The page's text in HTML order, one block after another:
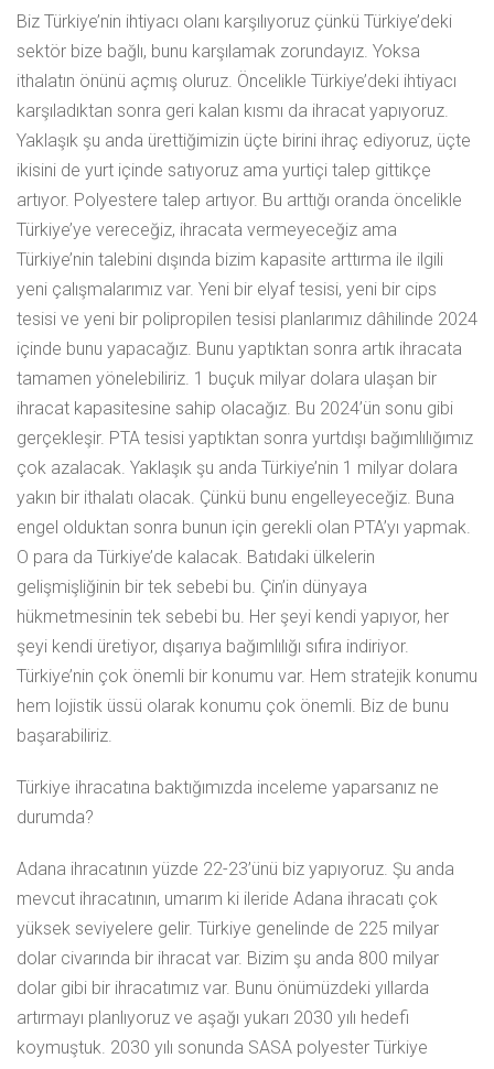
Biz Türkiye’nin ihtiyacı olanı karşılıyoruz çünkü Türkiye’deki
sektör bize bağlı, bunu karşılamak zorundayız. Yoksa
ithalatın önünü açmış oluruz. Öncelikle Türkiye’deki ihtiyacı
karşıladıktan sonra geri kalan kısmı da ihracat yapıyoruz.
Yaklaşık şu anda ürettiğimizin üçte birini ihraç ediyoruz, üçte
ikisini de yurt içinde satıyoruz ama yurtiçi talep gittikçe
artıyor. Polyestere talep artıyor. Bu arttığı oranda öncelikle
Türkiye’ye vereceğiz, ihracata vermeyeceğiz ama
Türkiye’nin talebini dışında bizim kapasite arttırma ile ilgili
yeni çalışmalarımız var. Yeni bir elyaf tesisi, yeni bir cips
tesisi ve yeni bir polipropilen tesisi planlarımız dâhilinde 2024
içinde bunu yapacağız. Bunu yaptıktan sonra artık ihracata
tamamen yönelebiliriz. 1 buçuk milyar dolara ulaşan bir
ihracat kapasitesine sahip olacağız. Bu 2024’ün sonu gibi
gerçekleşir. PTA tesisi yaptıktan sonra yurtdışı bağımlılığımız
çok azalacak. Yaklaşık şu anda Türkiye’nin 1 milyar dolara
yakın bir ithalatı olacak. Çünkü bunu engelleyeceğiz. Buna
engel olduktan sonra bunun için gerekli olan PTA’yı yapmak.
O para da Türkiye’de kalacak. Batıdaki ülkelerin
gelişmişliğinin bir tek sebebi bu. Çin’in dünyaya
hükmetmesinin tek sebebi bu. Her şeyi kendi yapıyor, her
şeyi kendi üretiyor, dışarıya bağımlılığı sıfıra indiriyor.
Türkiye’nin çok önemli bir konumu var. Hem stratejik konumu
hem lojistik üssü olarak konumu çok önemli. Biz de bunu
başarabiliriz.
Türkiye ihracatına baktığımızda inceleme yaparsanız ne
durumda?
Adana ihracatının yüzde 22-23’ünü biz yapıyoruz. Şu anda
mevcut ihracatının, umarım ki ileride Adana ihracatı çok
yüksek seviyelere gelir. Türkiye genelinde de 225 milyar
dolar civarında bir ihracat var. Bizim şu anda 800 milyar
dolar gibi bir ihracatımız var. Bunu önümüzdeki yıllarda
artırmayı planlıyoruz ve aşağı yukarı 2030 yılı hedefi
koymuştuk. 2030 yılı sonunda SASA polyester Türkiye